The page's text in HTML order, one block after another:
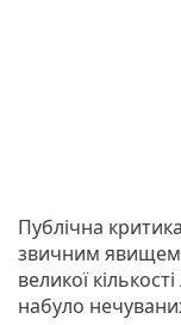
Публічна критика
звичним
великої
набуло